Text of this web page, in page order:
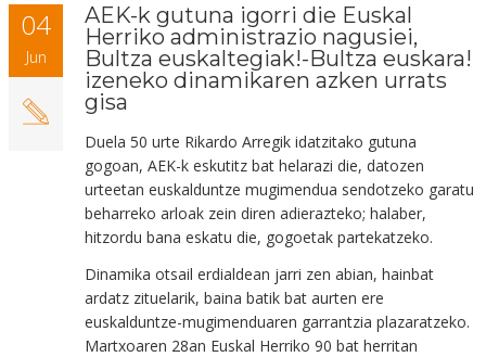
04
Jun
AEK-k gutuna igorri die Euskal
Herriko administrazio nagusiei,
Bultza euskaltegiak!-Bultza euskara!
izeneko dinamikaren azken urrats
gisa
Duela 50 urte Rikardo Arregik idatzitako gutuna
gogoan, AEK-k eskutitz bat helarazi die, datozen
urteetan euskalduntze mugimendua sendotzeko garatu
beharreko arloak zein diren adierazteko; halaber,
hitzordu bana eskatu die, gogoetak partekatzeko.
Dinamika otsail erdialdean jarri zen abian, hainbat
ardatz zituelarik, baina batik bat aurten ere
euskalduntze-mugimenduaren garrantzia plazaratzeko.
Martxoaren 28an Euskal Herriko 90 bat herritan